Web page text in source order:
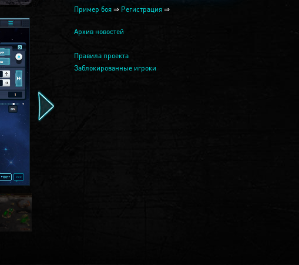
Пример боя ⇒ Регистрация ⇒
Архив новостей
Правила проекта
Заблокированные игроки